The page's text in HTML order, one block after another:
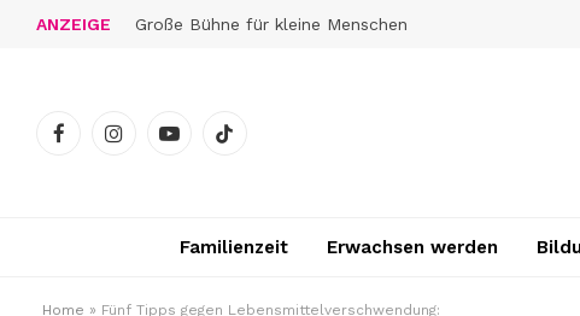
ANZEIGE Große Bühne für kleine Menschen
FacebookInstagramYouTubeTikTok
Familienzeit Erwachsen werden
Home » Fünf Tipps gegen Lebensmittelverschwendung: